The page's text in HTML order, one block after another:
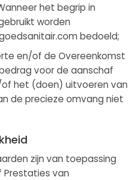
het begrip in
worden
bedoeld;
en/of de Overeenkomst
voor de aanschaf
het (doen) uitvoeren van
de precieze omvang niet
zijn van toepassing
Prestaties van